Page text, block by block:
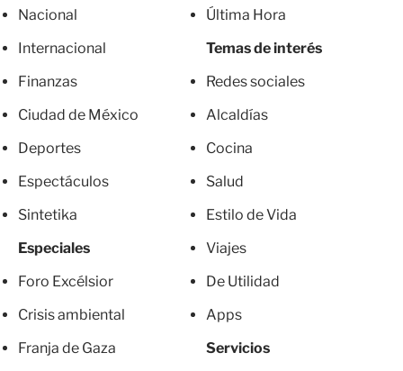
Nacional
Internacional
Finanzas
Ciudad de México
Deportes
Espectáculos
Sintetika
Especiales
Foro Excélsior
Crisis ambiental
Franja de Gaza
Última Hora
Temas de interés
Redes sociales
Alcaldías
Cocina
Salud
Estilo de Vida
Viajes
De Utilidad
Apps
Servicios